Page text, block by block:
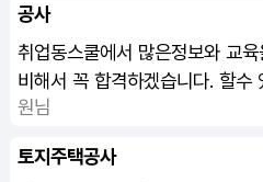
공사
취업동스쿨에서 많은정보와 교
비해서 꼭 합격하겠습니다. 할수
원님
토지주택공사